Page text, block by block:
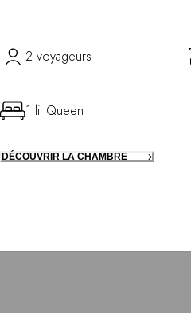
2 voyageurs
1 lit Queen
DÉCOUVRIR LA CHAMBRE